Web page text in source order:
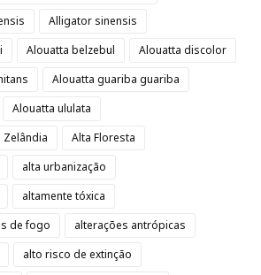
Alligator sinensis
Alouatta belzebul
Alouatta discolor
Alouatta guariba guariba
Alouatta ululata
Alta Floresta
alta urbanização
altamente tóxica
de fogo
alterações antrópicas
alto risco de extinção